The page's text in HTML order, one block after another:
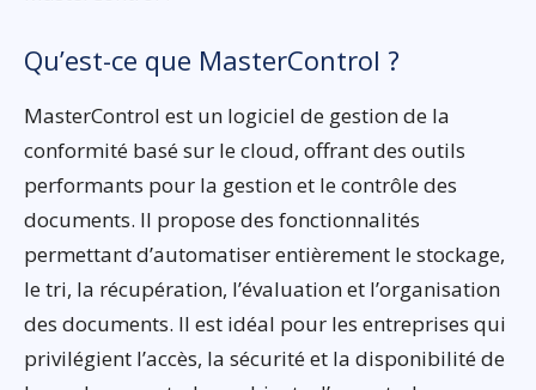
Qu’est-ce que MasterControl ?
MasterControl est un logiciel de gestion de la
conformité basé sur le cloud, offrant des outils
performants pour la gestion et le contrôle des
documents. Il propose des fonctionnalités
permettant d’automatiser entièrement le stockage,
le tri, la récupération, l’évaluation et l’organisation
des documents. Il est idéal pour les entreprises qui
privilégient l’accès, la sécurité et la disponibilité de